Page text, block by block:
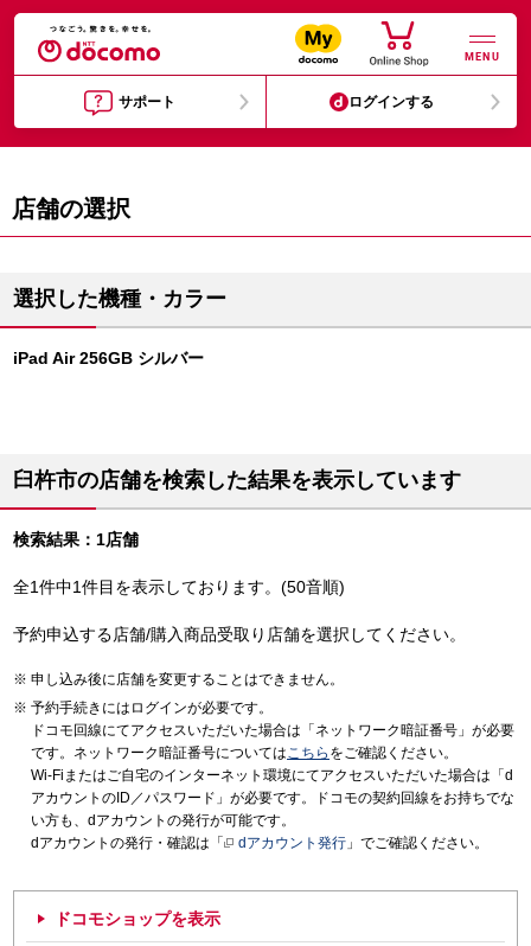
MENU
サポート ログインする
店舗の選択
選択した機種・カラー
iPad Air 256GB シルバー
臼杵市の店舗を検索した結果を表示しています
検索結果：1店舗
全1件中1件目を表示しております。(50音順)
予約申込する店舗/購入商品受取り店舗を選択してください。
申し込み後に店舗を変更することはできません。
予約手続きにはログインが必要です。
ドコモ回線にてアクセスいただいた場合は「ネットワーク暗証番号」が必要
です。ネットワーク暗証番号についてはこちら をご確認ください。
Wi-Fiまたはご自宅のインターネット環境にてアクセスいただいた場合は「d
アカウントのID／パスワード」が必要です。ドコモの契約回線をお持ちでな
い方も、dアカウントの発行が可能です。
dアカウントの発行・確認は「
dアカウント発行 」でご確認ください。
ドコモショップを表示